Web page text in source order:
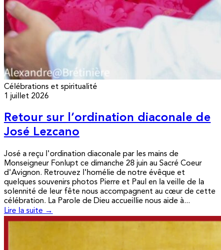
Célébrations et spiritualité
1 juillet 2026
Retour sur l’ordination diaconale de
José Lezcano
José a reçu l'ordination diaconale par les mains de
Monseigneur Fonlupt ce dimanche 28 juin au Sacré Coeur
d'Avignon. Retrouvez l'homélie de notre évêque et
quelques souvenirs photos Pierre et Paul en la veille de la
solennité de leur fête nous accompagnent au cœur de cette
célébration. La Parole de Dieu accueillie nous aide à...
Lire la suite →